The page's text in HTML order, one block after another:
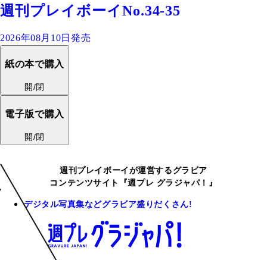
週刊プレイボーイNo.34-35
2026年08月10日発売
紙の本で購入
開/閉
電子版で購入
開/閉
週刊プレイボーイが運営するグラビア
コンテンツサイト『週プレ グラジャパ！』
デジタル写真集などグラビア盛りだくさん!